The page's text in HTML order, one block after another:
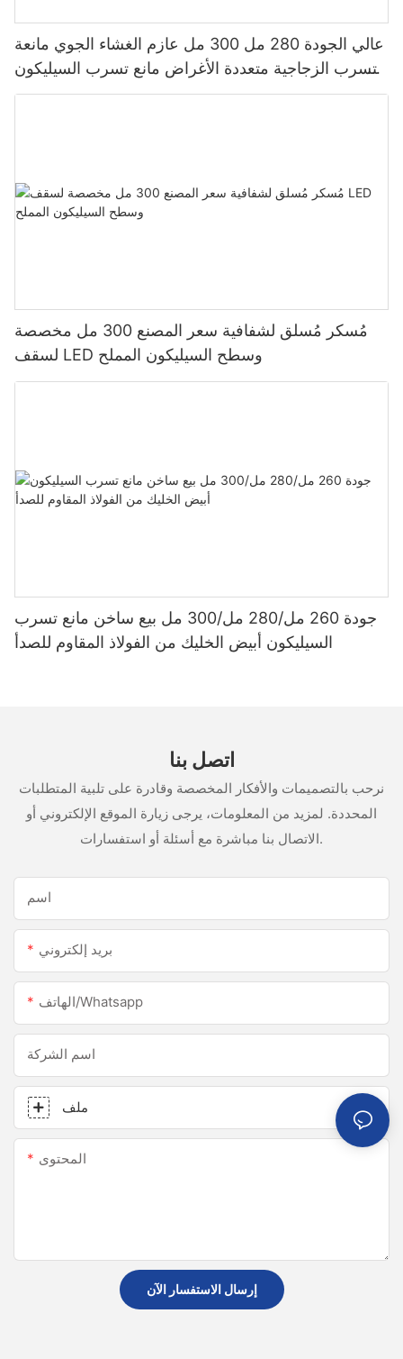
عالي الجودة 280 مل 300 مل عازم الغشاء الجوي مانعة
للتسرب الزجاجية متعددة الأغراض مانع تسرب السيليكون
للمطبخ
مُسكر مُسلق لشفافية سعر المصنع 300 مل مخصصة
لسقف LED وسطح السيليكون المملح
جودة 260 مل/280 مل/300 مل بيع ساخن مانع تسرب
السيليكون أبيض الخليك من الفولاذ المقاوم للصدأ
اتصل بنا
نرحب بالتصميمات والأفكار المخصصة وقادرة على تلبية المتطلبات
المحددة. لمزيد من المعلومات، يرجى زيارة الموقع الإلكتروني أو
الاتصال بنا مباشرة مع أسئلة أو استفسارات.
اسم
بريد إلكتروني
الهاتف/whatsapp
اسم الشركة
ملف
المحتوى
إرسال الاستفسار الآن